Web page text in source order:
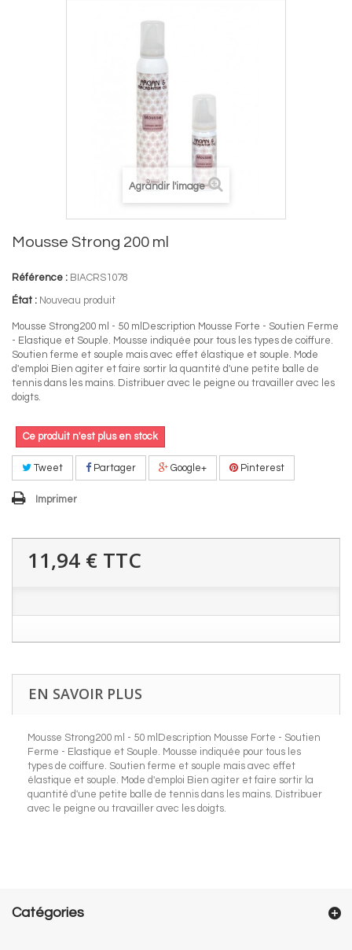
Agrandir l'image
Mousse Strong 200 ml
Référence : BIACRS1078
État : Nouveau produit
Mousse Strong200 ml - 50 mlDescription Mousse Forte - Soutien Ferme
- Elastique et Souple. Mousse indiquée pour tous les types de coiffure.
Soutien ferme et souple mais avec effet élastique et souple. Mode
d'emploi Bien agiter et faire sortir la quantité d'une petite balle de
tennis dans les mains. Distribuer avec le peigne ou travailler avec les
doigts.
Ce produit n'est plus en stock
Tweet Partager Google+ Pinterest
Imprimer
11,94 € TTC
EN SAVOIR PLUS
Mousse Strong200 ml - 50 mlDescription Mousse Forte - Soutien
Ferme - Elastique et Souple. Mousse indiquée pour tous les
types de coiffure. Soutien ferme et souple mais avec effet
élastique et souple. Mode d'emploi Bien agiter et faire sortir la
quantité d'une petite balle de tennis dans les mains. Distribuer
avec le peigne ou travailler avec les doigts.
Catégories